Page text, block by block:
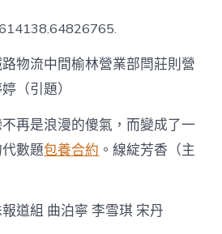
專
包
王
婷
婷：
一
線
物流中間榆林營業部閆莊則營
（引題）
再是浪漫的傻氣，而變成了一
數題包養合約 。線綻芳香（主
道組 曲泊寧 李雪琪 宋丹